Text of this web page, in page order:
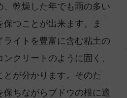
、乾燥した年でも雨の多い
つことが出来ます。ま
ライトを豊富に含む粘土の
クリートのように固く、
とが分かります。そのた
ちながらブドウの根に適